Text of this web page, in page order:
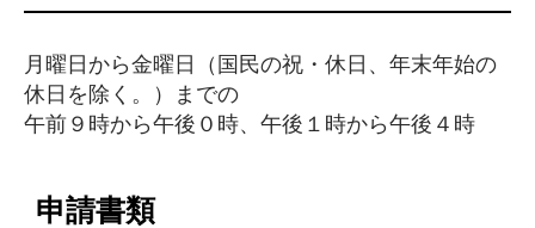
月曜日から金曜日（国民の祝・休日、年末年始の
休日を除く。）までの
午前９時から午後０時、午後１時から午後４時
申請書類